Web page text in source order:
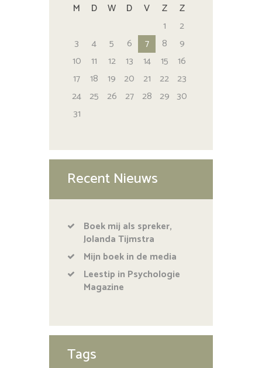
M
D W D V Z
Z
1
2
3
4 5 6 7 8
9
10
11 12 13 14 15
16
17
18 19 20 21 22 23
24 25 26 27 28 29 30
31
Recent Nieuws
Boek mij als spreker,
Jolanda Tijmstra
Mijn boek in de media
Leestip in Psychologie
Magazine
Tags